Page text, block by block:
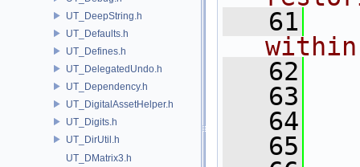
UT_DeepString.h
UT_Defaults.h
UT_Defines.h
UT_DelegatedUndo.h
UT_Dependency.h
UT_DigitalAssetHelper.h
UT_Digits.h
UT_DirUtil.h
UT_DMatrix3.h
   61
   62
   63
   64
   65